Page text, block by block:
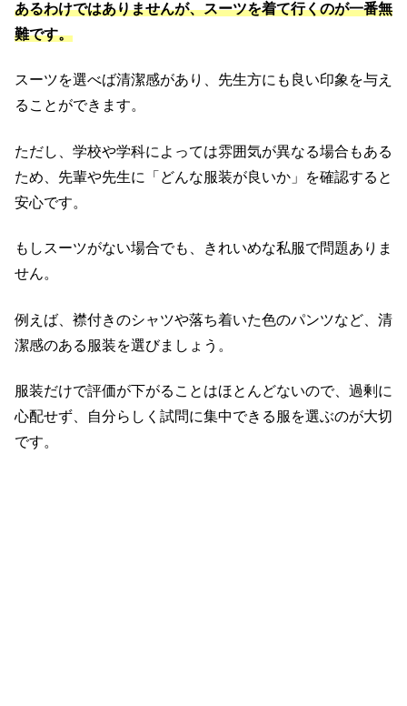
あるわけではありませんが、スーツを着て行くのが一番無
難です。
スーツを選べば清潔感があり、先生方にも良い印象を与え
ることができます。
ただし、学校や学科によっては雰囲気が異なる場合もある
ため、先輩や先生に「どんな服装が良いか」を確認すると
安心です。
もしスーツがない場合でも、きれいめな私服で問題ありま
せん。
例えば、襟付きのシャツや落ち着いた色のパンツなど、清
潔感のある服装を選びましょう。
服装だけで評価が下がることはほとんどないので、過剰に
心配せず、自分らしく試問に集中できる服を選ぶのが大切
です。